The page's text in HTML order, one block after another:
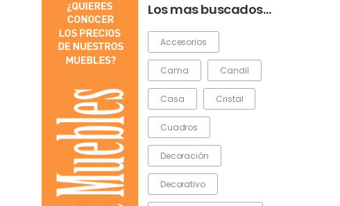
Los mas buscados…
Accesorios
Cama Candil
Casa Cristal
Cuadros
Decoración
Decorativo